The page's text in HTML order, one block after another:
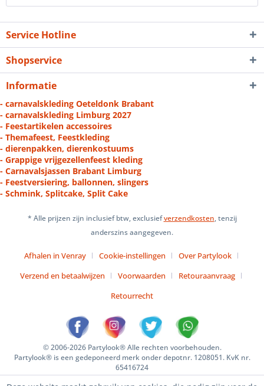
Service Hotline
Shopservice
Informatie
- carnavalskleding Oeteldonk Brabant
- carnavalskleding Limburg 2027
- Feestartikelen accessoires
- Themafeest, Feestkleding
- dierenpakken, dierenkostuums
- Grappige vrijgezellenfeest kleding
- Carnavalsjassen Brabant Limburg
- Feestversiering, ballonnen, slingers
- Schmink, Splitcake, Split Cake
* Alle prijzen zijn inclusief btw, exclusiefverzendkosten, tenzij
anderszins aangegeven.
Afhalen in Venray Cookie-instellingen
Over Partylook
Verzend en betaalwijzen
Voorwaarden
Retouraanvraag
Retourrecht
© 2006-2026 Partylook® Alle rechten voorbehouden.
Partylook® is een gedeponeerd merk onder depotnr. 1208051. KvK nr.
65416724